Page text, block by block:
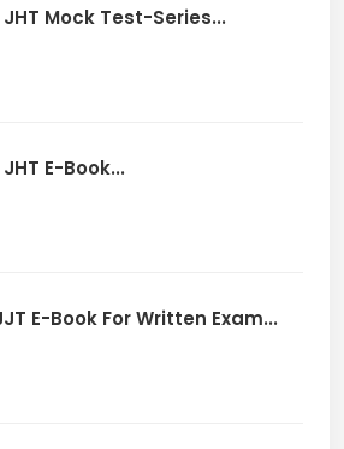
JHT Mock Test-Series...
JHT E-Book...
E-Book For Written Exam...